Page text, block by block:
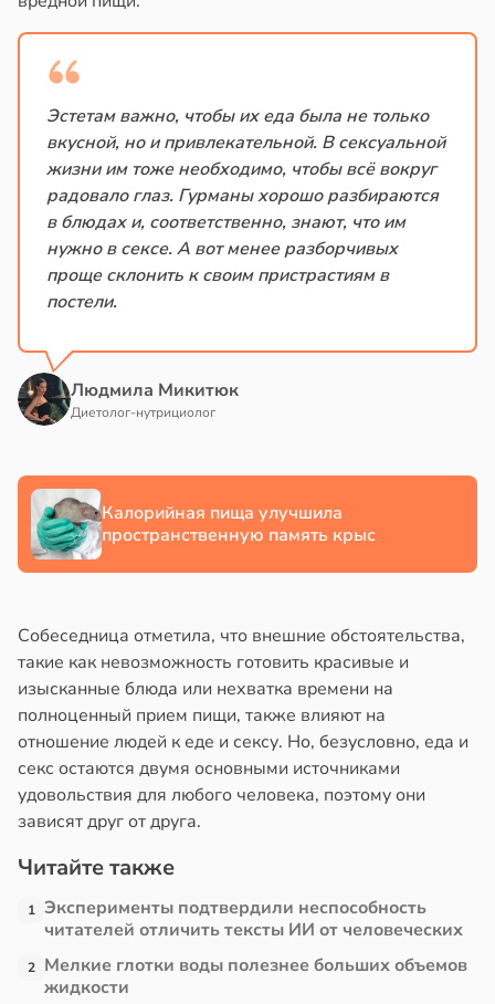
20:58
13:38
Эстетам важно, чтобы их еда была не только
вкусной, но и привлекательной. В сексуальной
жизни им тоже необходимо, чтобы всё вокруг
радовало глаз. Гурманы хорошо разбираются
в блюдах и, соответственно, знают, что им
нужно в сексе. А вот менее разборчивых
проще склонить к своим пристрастиям в
постели.
Людмила Микитюк
Диетолог-нутрициолог
Калорийная пища улучшила
пространственную память крыс
Собеседница отметила, что внешние обстоятельства,
такие как невозможность готовить красивые и
изысканные блюда или нехватка времени на
полноценный прием пищи, также влияют на
отношение людей к еде и сексу. Но, безусловно, еда и
секс остаются двумя основными источниками
удовольствия для любого человека, поэтому они
зависят друг от друга.
Читайте также
1 Эксперименты подтвердили неспособность
читателей отличить тексты ИИ от человеческих
2 Мелкие глотки воды полезнее больших объемов
жидкости